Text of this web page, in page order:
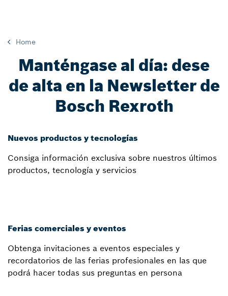
Home
Manténgase al día: dese
de alta en la Newsletter de
Bosch Rexroth
Nuevos productos y tecnologías
Consiga información exclusiva sobre nuestros últimos
productos, tecnología y servicios
Ferias comerciales y eventos
Obtenga invitaciones a eventos especiales y
recordatorios de las ferias profesionales en las que
podrá hacer todas sus preguntas en persona